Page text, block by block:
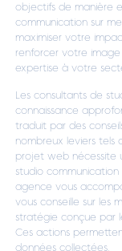
objectifs de manière
communication sur
maximiser votre
renforcer votre
expertise à votre
Les consultants de
connaissance
traduit par des
nombreux leviers tels
projet web nécessite
studio
agence vous
vous conseille sur les
stratégie conçue par
Ces actions
données collectées.